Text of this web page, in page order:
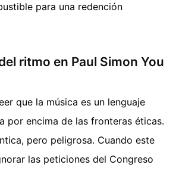
para una redención
ritmo en Paul Simon You
que la música es un lenguaje
por encima de las fronteras éticas.
pero peligrosa. Cuando este
las peticiones del Congreso